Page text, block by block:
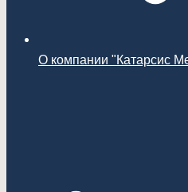
О компании "Катарсис